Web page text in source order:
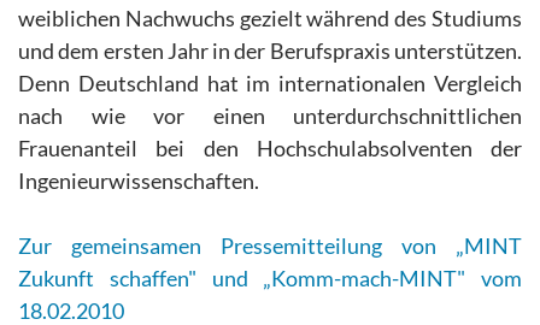
weiblichen Nachwuchs gezielt während des Studiums
und dem ersten Jahr in der Berufspraxis unterstützen.
Denn Deutschland hat im internationalen Vergleich
nach wie vor einen unterdurchschnittlichen
Frauenanteil bei den Hochschulabsolventen der
Ingenieurwissenschaften.
Zur gemeinsamen Pressemitteilung von „MINT
Zukunft schaffen" und „Komm-mach-MINT" vom
18.02.2010